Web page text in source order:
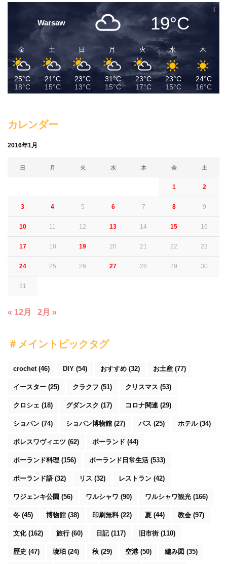
Warsaw 19°C
金
25°C
18°C
土
21°C
15°C
日
23°C
13°C
月
31°C
15°C
火
23°C
17°C
水
23°C
15°C
木
24°C
16°C
カレンダー
2016年1月
日 月 火 水 木 金 土
1 2
3 4 5 6 7 8 9
10 11 12 13 14 15 16
17 18 19 20 21 22 23
24 25 26 27 28 29 30
31
« 12月 2月 »
＃メイントピックタグ
crochet(46) DIY (54) おすすめ (32) お土産 (77)
イースター (25) クラクフ (51) クリスマス (53)
クロシェ (18) グダンスク (17) コロナ関連 (29)
ショパン (74) ショパン博物館 (27) バス (25) ホテル(34)
ボレスワヴィエツ (62) ポーランド (44)
ポーランド料理 (156) ポーランド日常生活(533)
ポーランド語(32) リス (32) レストラン (42)
ワジェンキ公園 (56) ワルシャワ (90) ワルシャワ観光 (166)
冬 (45) 博物館 (38) 印刷無料(22) 夏 (44) 教会 (97)
文化(162) 旅行 (60) 日記(117) 旧市街 (110)
歴史 (47) 琥珀 (24) 秋 (29) 空港 (50) 編み図 (35)